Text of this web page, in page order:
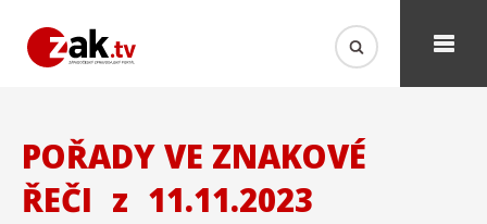
POŘADY VE ZNAKOVÉ
ŘEČI z 11.11.2023